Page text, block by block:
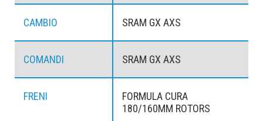
CAMBIO SRAM GX AXS
COMANDI SRAM GX AXS
FRENI
FORMULA CURA
180/160MM ROTORS